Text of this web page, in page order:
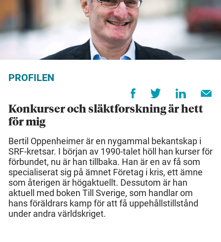
PROFILEN
Konkurser och släktforskning är hett
för mig
Bertil Oppenheimer är en nygammal bekantskap i
SRF-kretsar. I början av 1990-talet höll han kurser för
förbundet, nu är han tillbaka. Han är en av få som
specialiserat sig på ämnet Företag i kris, ett ämne
som återigen är högaktuellt. Dessutom är han
aktuell med boken Till Sverige, som handlar om
hans föräldrars kamp för att få uppehållstillstånd
under andra världskriget.